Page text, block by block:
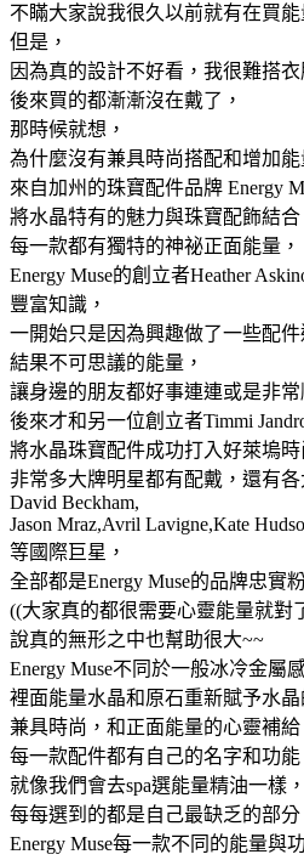
不瞞大家說我很久以前就有在買能
但是，
因為真的設計不好看，我很難搭衣
後來買的都漸漸沒在戴了，
那時候就想，
為什麼沒有兼具時尚搭配和增加
來自加州的珠寶配件品牌 Energy
將水晶特有的魅力與珠寶配飾結合
每一款都有獨特的神祕正面能量，
Energy Muse的創立者Heather
豐富知識，
一開始只是因為興趣做了一些配件
結果不可思議的能量，
讓身邊的朋友都好事連連或是非常
後來才和另一位創立者Timmi
將水晶珠寶配件成功打入好萊塢
非常多大牌明星都有配戴，還有
David Beckham,
Jason Mraz,Avril Lavigne,Kate
等國際巨星，
全部都是Energy Muse的品牌忠實粉
((大家真的都很需要心靈能量就對
說真的無形之中也幫助很大~~
Energy Muse不同於一般冰冷金屬
裡面能量水晶和原石重新賦予水晶
兼具時尚，和正面能量的心靈補給
每一款配件都有自己的名字和功能
就像我們會去spa選能量精油一樣，
每每選到的都是自己最缺乏的部分
Energy Muse每一款不同的能量與